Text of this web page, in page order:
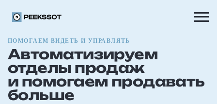
ПОМОГАЕМ ВИДЕТЬ И УПРАВЛЯТЬ
Автоматизируем
отделы продаж
и помогаем продавать
больше